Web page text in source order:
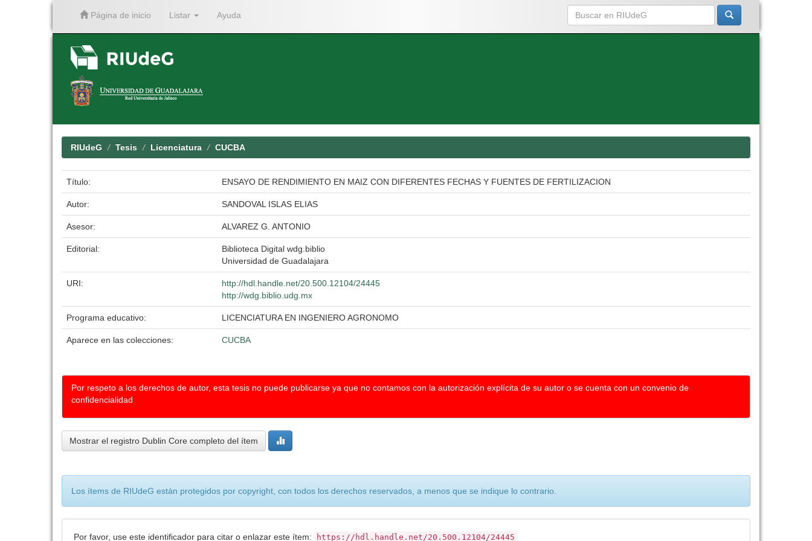
Página de inicio Listar Ayuda
RIUdeG Tesis Licenciatura CUCBA
Título: ENSAYO DE RENDIMIENTO EN MAIZ CON DIFERENTES FECHAS Y FUENTES DE FERTILIZACION
Autor: SANDOVAL ISLAS ELIAS
Asesor: ALVAREZ G. ANTONIO
Editorial:
Biblioteca Digital wdg.biblio
Universidad de Guadalajara
URI:
http://hdl.handle.net/20.500.12104/24445
http://wdg.biblio.udg.mx
Programa educativo: LICENCIATURA EN INGENIERO AGRONOMO
Aparece en las colecciones: CUCBA
Por respeto a los derechos de autor, esta tesis no puede publicarse ya que no contamos con la autorización explícita de su autor o se cuenta con un convenio de
confidencialidad
Mostrar el registro Dublin Core completo del ítem
Los ítems de RIUdeG están protegidos por copyright, con todos los derechos reservados, a menos que se indique lo contrario.
Por favor, use este identificador para citar o enlazar este ítem: https://hdl.handle.net/20.500.12104/24445